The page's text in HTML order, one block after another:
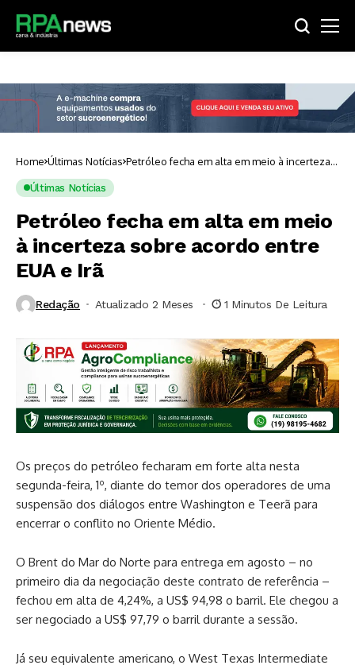
Home Últimas Notícias Petróleo fecha em alta em meio à incerteza
Últimas Notícias
Petróleo fecha em alta em meio
à incerteza sobre acordo entre
EUA e Irã
Redação Atualizado 2 Meses ⁮ 1 Minutos De Leitura
Os preços do petróleo fecharam em forte alta nesta
segunda-feira, 1º, diante do temor dos operadores de uma
suspensão dos diálogos entre Washington e Teerã para
encerrar o conflito no Oriente Médio.
O Brent do Mar do Norte para entrega em agosto – no
primeiro dia da negociação deste contrato de referência –
fechou em alta de 4,24%, a US$ 94,98 o barril. Ele chegou a
ser negociado a US$ 97,79 o barril durante a sessão.
Já seu equivalente americano, o West Texas Intermediate